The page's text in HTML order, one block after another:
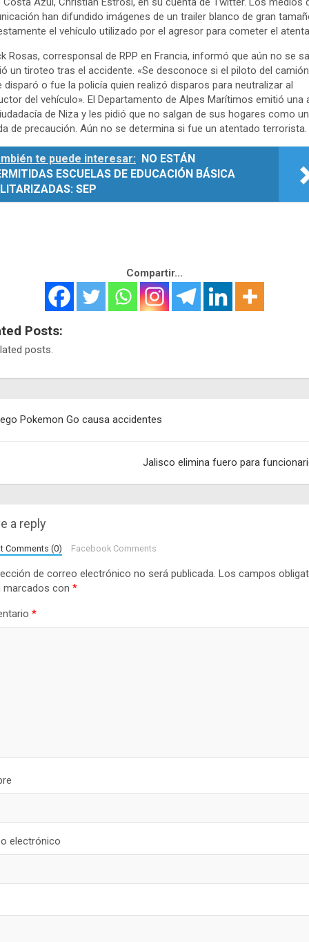
han difundido imágenes de un trailer blanco de gran
el vehículo utilizado por el agresor para cometer el
Rosas, corresponsal de RPP en Francia, informó que aún no se
un tiroteo tras el accidente. «Se desconoce si el piloto del
disparó o fue la policía quien realizó disparos para neutralizar al
del vehículo». El Departamento de Alpes Marítimos emitió una
de Niza y les pidió que no salgan de sus hogares como
de precaución. Aún no se determina si fue un atentado terrorista.
te puede interesar: NO ESTÁN
ESCUELAS DE EDUCACIÓN BÁSICA
SEP
Compartir...
Posts:
posts.
Pokemon Go causa accidentes
Jalisco elimina fuero para
a reply
Comments (0) Facebook Comments
de correo electrónico no será publicada. Los campos
marcados con *
*
electrónico